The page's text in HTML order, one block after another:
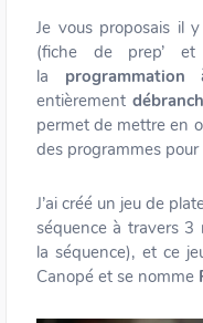
Je vous proposais il
(fiche de prep’ et
la programmation
entièrement
permet de mettre en
des programmes pour
J’ai créé un jeu de
séquence à travers 3
la séquence), et ce
Canopé et se nomme